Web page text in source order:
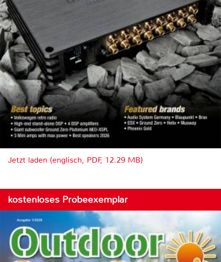
Jetzt laden (englisch, PDF, 12.29 MB)
kostenloses Probeexemplar